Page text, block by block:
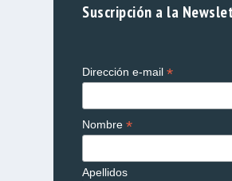
Suscripción a la
Dirección e-mail*
Nombre*
Apellidos